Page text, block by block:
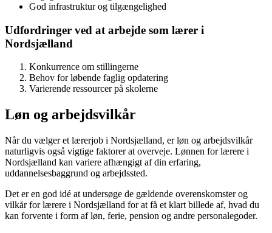
God infrastruktur og tilgængelighed
Udfordringer ved at arbejde som lærer i
Nordsjælland
Konkurrence om stillingerne
Behov for løbende faglig opdatering
Varierende ressourcer på skolerne
Løn og arbejdsvilkår
Når du vælger et lærerjob i Nordsjælland, er løn og arbejdsvilkår
naturligvis også vigtige faktorer at overveje. Lønnen for lærere i
Nordsjælland kan variere afhængigt af din erfaring,
uddannelsesbaggrund og arbejdssted.
Det er en god idé at undersøge de gældende overenskomster og
vilkår for lærere i Nordsjælland for at få et klart billede af, hvad du
kan forvente i form af løn, ferie, pension og andre personalegoder.